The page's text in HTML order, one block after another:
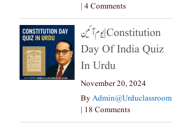
| 4 Comments
یوم آئین|constitution
Day Of India Quiz
In Urdu
November 20, 2024
ByAdmin@urduclassroom
| 18 Comments